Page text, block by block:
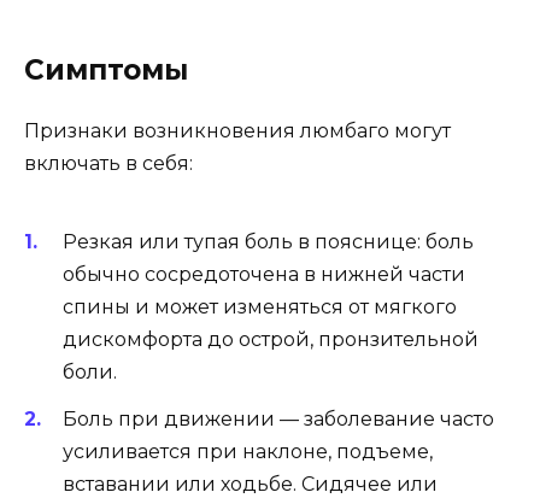
Симптомы
Признаки возникновения люмбаго могут
включать в себя:
Резкая или тупая боль в пояснице: боль
обычно сосредоточена в нижней части
спины и может изменяться от мягкого
дискомфорта до острой, пронзительной
боли.
Боль при движении — заболевание часто
усиливается при наклоне, подъеме,
вставании или ходьбе. Сидячее или